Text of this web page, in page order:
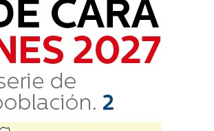
por agentes de la Policía Nacional Civil
por agentes de la Policía